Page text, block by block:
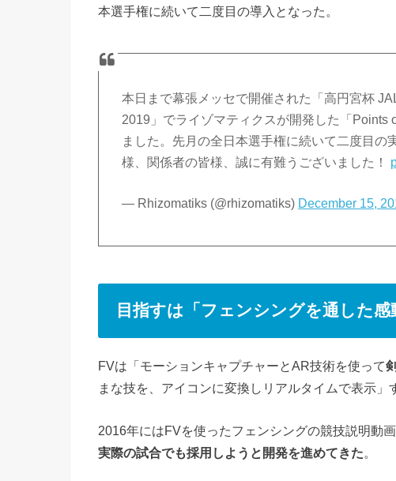
本選手権に続いて二度目の導入となった。
本日まで幕張メッセで開催された「高円宮杯
2019」でライゾマティクスが開発した「Points
ました。先月の全日本選手権に続いて二度目の
様、関係者の皆様、誠に有難うございました！
— Rhizomatiks (@rhizomatiks) December 15,
目指すは「フェンシングを通した感
FVは「モーションキャプチャーとAR技術を使って
まな技を、アイコンに変換しリアルタイムで表示」
2016年にはFVを使ったフェンシングの競技説明動
実際の試合でも採用しようと開発を進めてきた。